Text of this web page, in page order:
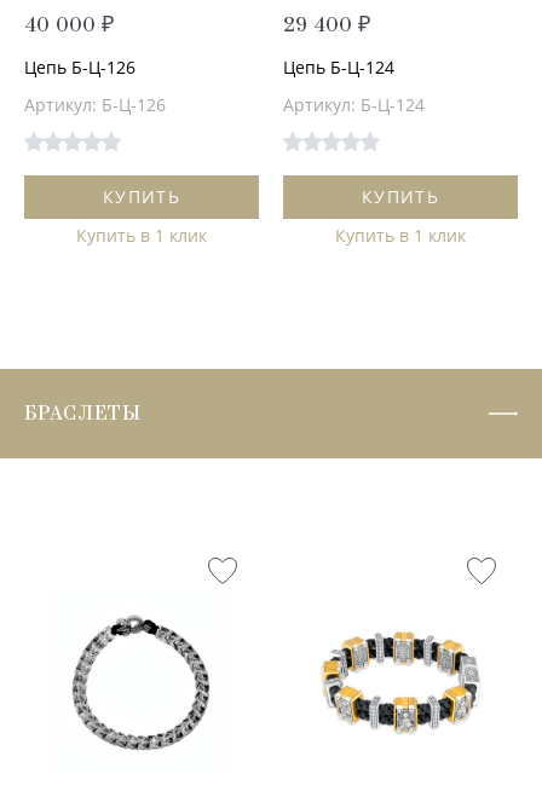
40 000 ₽
Цепь Б-Ц-126
Артикул: Б-Ц-126
КУПИТЬ
Купить в 1 клик
29 400 ₽
Цепь Б-Ц-124
Артикул: Б-Ц-124
КУПИТЬ
Купить в 1 клик
БРАСЛЕТЫ